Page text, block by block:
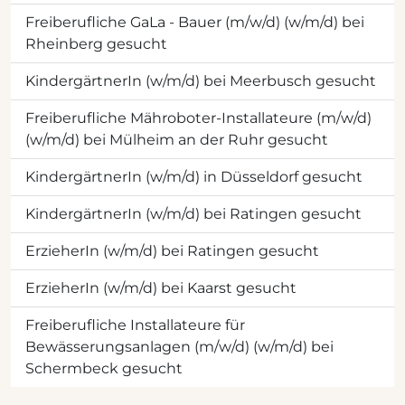
Freiberufliche GaLa - Bauer (m/w/d) (w/m/d) bei
Rheinberg gesucht
KindergärtnerIn (w/m/d) bei Meerbusch gesucht
Freiberufliche Mähroboter-Installateure (m/w/d)
(w/m/d) bei Mülheim an der Ruhr gesucht
KindergärtnerIn (w/m/d) in Düsseldorf gesucht
KindergärtnerIn (w/m/d) bei Ratingen gesucht
ErzieherIn (w/m/d) bei Ratingen gesucht
ErzieherIn (w/m/d) bei Kaarst gesucht
Freiberufliche Installateure für
Bewässerungsanlagen (m/w/d) (w/m/d) bei
Schermbeck gesucht